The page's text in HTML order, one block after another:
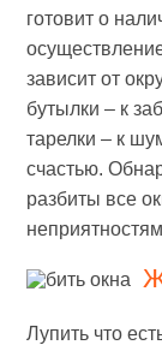
готовит о
зависит от
бутылки – к
тарелки – к
счастью.
разбиты все
Лупить что